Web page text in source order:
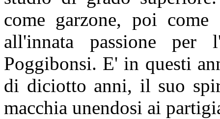
come garzone, poi
all'innata passione per
Poggibonsi. E' in questi
di diciotto anni, il suo
macchia unendosi ai